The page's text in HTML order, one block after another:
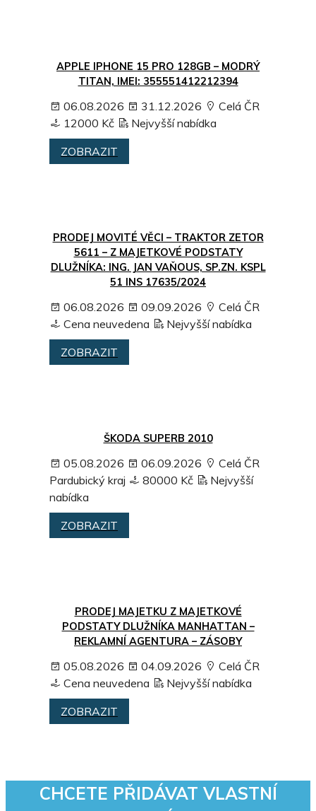
APPLE IPHONE 15 PRO 128GB – MODRÝ
TITAN, IMEI: 355551412212394
06.08.2026 31.12.2026
Celá ČR
12000 Kč
Nejvyšší nabídka
ZOBRAZIT
PRODEJ MOVITÉ VĚCI – TRAKTOR ZETOR
5611 – Z MAJETKOVÉ PODSTATY
DLUŽNÍKA: ING. JAN VAŇOUS, SP.ZN. KSPL
51 INS 17635/2024
06.08.2026 09.09.2026
Celá ČR
Cena neuvedena
Nejvyšší nabídka
ZOBRAZIT
ŠKODA SUPERB 2010
05.08.2026 06.09.2026
Celá ČR
Pardubický kraj
80000 Kč
Nejvyšší
nabídka
ZOBRAZIT
PRODEJ MAJETKU Z MAJETKOVÉ
PODSTATY DLUŽNÍKA MANHATTAN –
REKLAMNÍ AGENTURA – ZÁSOBY
05.08.2026 04.09.2026
Celá ČR
Cena neuvedena
Nejvyšší nabídka
ZOBRAZIT
CHCETE PŘIDÁVAT VLASTNÍ